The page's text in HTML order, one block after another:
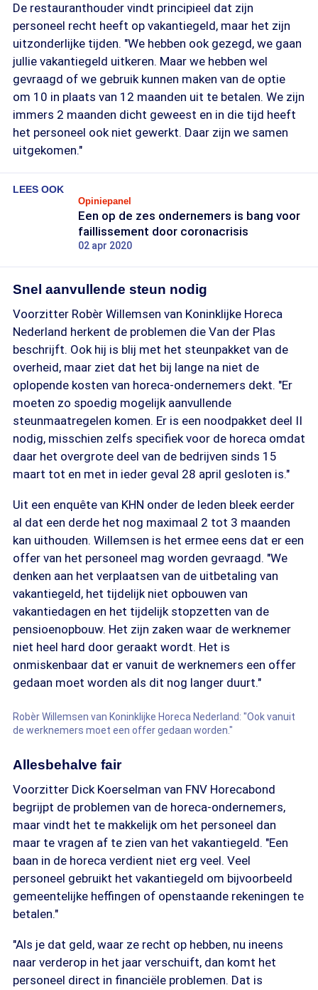
De restauranthouder vindt principieel dat zijn
personeel recht heeft op vakantiegeld, maar het zijn
uitzonderlijke tijden. "We hebben ook gezegd, we gaan
jullie vakantiegeld uitkeren. Maar we hebben wel
gevraagd of we gebruik kunnen maken van de optie
om 10 in plaats van 12 maanden uit te betalen. We zijn
immers 2 maanden dicht geweest en in die tijd heeft
het personeel ook niet gewerkt. Daar zijn we samen
uitgekomen."
LEES OOK
Opiniepanel
Een op de zes ondernemers is bang voor
faillissement door coronacrisis
02 apr 2020
Snel aanvullende steun nodig
Voorzitter Robèr Willemsen van Koninklijke Horeca
Nederland herkent de problemen die Van der Plas
beschrijft. Ook hij is blij met het steunpakket van de
overheid, maar ziet dat het bij lange na niet de
oplopende kosten van horeca-ondernemers dekt. "Er
moeten zo spoedig mogelijk aanvullende
steunmaatregelen komen. Er is een noodpakket deel II
nodig, misschien zelfs specifiek voor de horeca omdat
daar het overgrote deel van de bedrijven sinds 15
maart tot en met in ieder geval 28 april gesloten is."
Uit een enquête van KHN onder de leden bleek eerder
al dat een derde het nog maximaal 2 tot 3 maanden
kan uithouden. Willemsen is het ermee eens dat er een
offer van het personeel mag worden gevraagd. "We
denken aan het verplaatsen van de uitbetaling van
vakantiegeld, het tijdelijk niet opbouwen van
vakantiedagen en het tijdelijk stopzetten van de
pensioenopbouw. Het zijn zaken waar de werknemer
niet heel hard door geraakt wordt. Het is
onmiskenbaar dat er vanuit de werknemers een offer
gedaan moet worden als dit nog langer duurt."
Robèr Willemsen van Koninklijke Horeca Nederland: "Ook vanuit
de werknemers moet een offer gedaan worden."
Allesbehalve fair
Voorzitter Dick Koerselman van FNV Horecabond
begrijpt de problemen van de horeca-ondernemers,
maar vindt het te makkelijk om het personeel dan
maar te vragen af te zien van het vakantiegeld. "Een
baan in de horeca verdient niet erg veel. Veel
personeel gebruikt het vakantiegeld om bijvoorbeeld
gemeentelijke heffingen of openstaande rekeningen te
betalen."
"Als je dat geld, waar ze recht op hebben, nu ineens
naar verderop in het jaar verschuift, dan komt het
personeel direct in financiële problemen. Dat is